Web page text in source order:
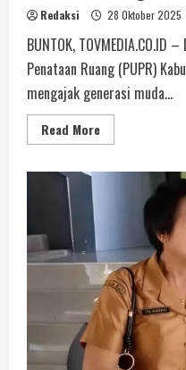
Redaksi 28 Oktober 2025
BUNTOK, TOVMEDIA.CO.ID
Penataan Ruang (PUPR)
mengajak generasi muda...
Read More